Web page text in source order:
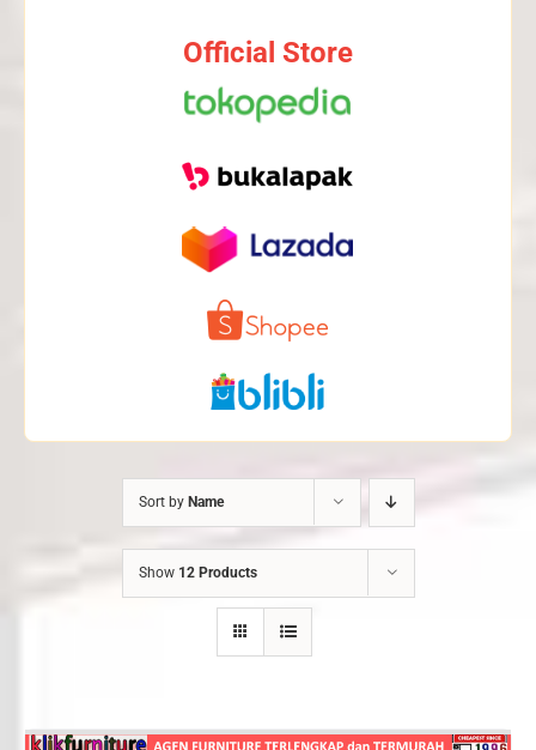
Official Store
Sort by Name
Show 12 Products